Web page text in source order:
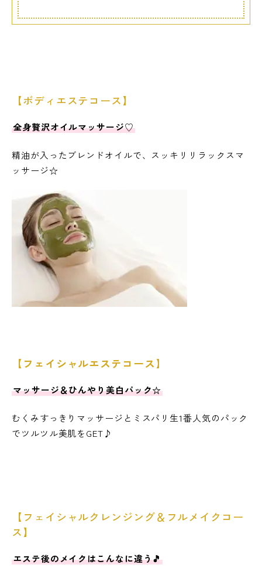
【ボディエステコース】
全身贅沢オイルマッサージ♡
精油が入ったブレンドオイルで、スッキリリラックスマ
ッサージ☆
【フェイシャルエステコース】
マッサージ＆ひんやり美白パック☆
むくみすっきりマッサージとミスパリ生1番人気のパック
でツルツル美肌をGET♪
【フェイシャルクレンジング＆フルメイクコー
ス】
エステ後のメイクはこんなに違う🎵